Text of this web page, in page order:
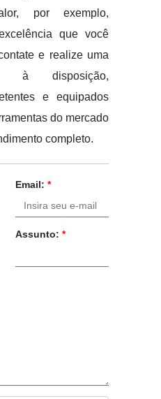
por exemplo,
que você
e realize uma
à disposição,
e equipados
do mercado
completo.
Email: *
Assunto: *